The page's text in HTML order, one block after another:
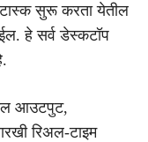
सुरू करता येतील
हे सर्व डेस्कटॉप
आउटपुट,
रिअल-टाइम